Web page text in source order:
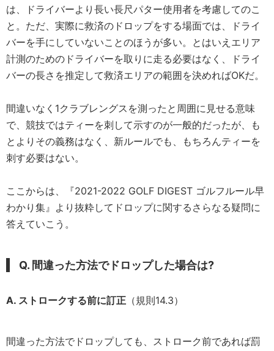
は、ドライバーより長い長尺パター使用者を考慮してのこ
と。ただ、実際に救済のドロップをする場面では、ドライ
バーを手にしていないことのほうが多い。とはいえエリア
計測のためのドライバーを取りに走る必要はなく、ドライ
バーの長さを推定して救済エリアの範囲を決めればOKだ。
間違いなく1クラブレングスを測ったと周囲に見せる意味
で、競技ではティーを刺して示すのが一般的だったが、も
とよりその義務はなく、新ルールでも、もちろんティーを
刺す必要はない。
ここからは、『2021-2022 GOLF DIGEST ゴルフルール早
わかり集』より抜粋してドロップに関するさらなる疑問に
答えていこう。
Q. 間違った方法でドロップした場合は?
A. ストロークする前に訂正 （規則14.3）
間違った方法でドロップしても、ストローク前であれば罰